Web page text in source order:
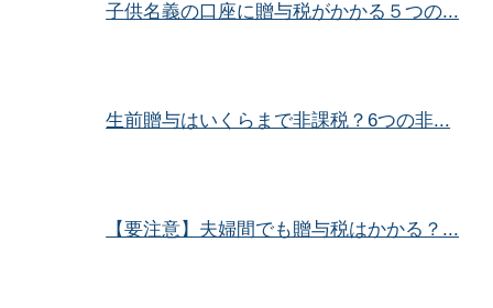
子供名義の口座に贈与税がかかる５つの...
生前贈与はいくらまで非課税？6つの非...
【要注意】夫婦間でも贈与税はかかる？...